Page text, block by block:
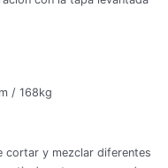
/ 168kg
cortar y mezclar diferentes